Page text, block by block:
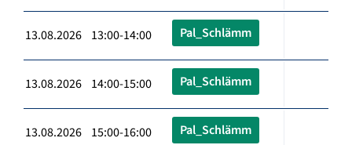
13.08.2026 13:00-14:00 Pal_Schlämm
13.08.2026 14:00-15:00 Pal_Schlämm
13.08.2026 15:00-16:00 Pal_Schlämm